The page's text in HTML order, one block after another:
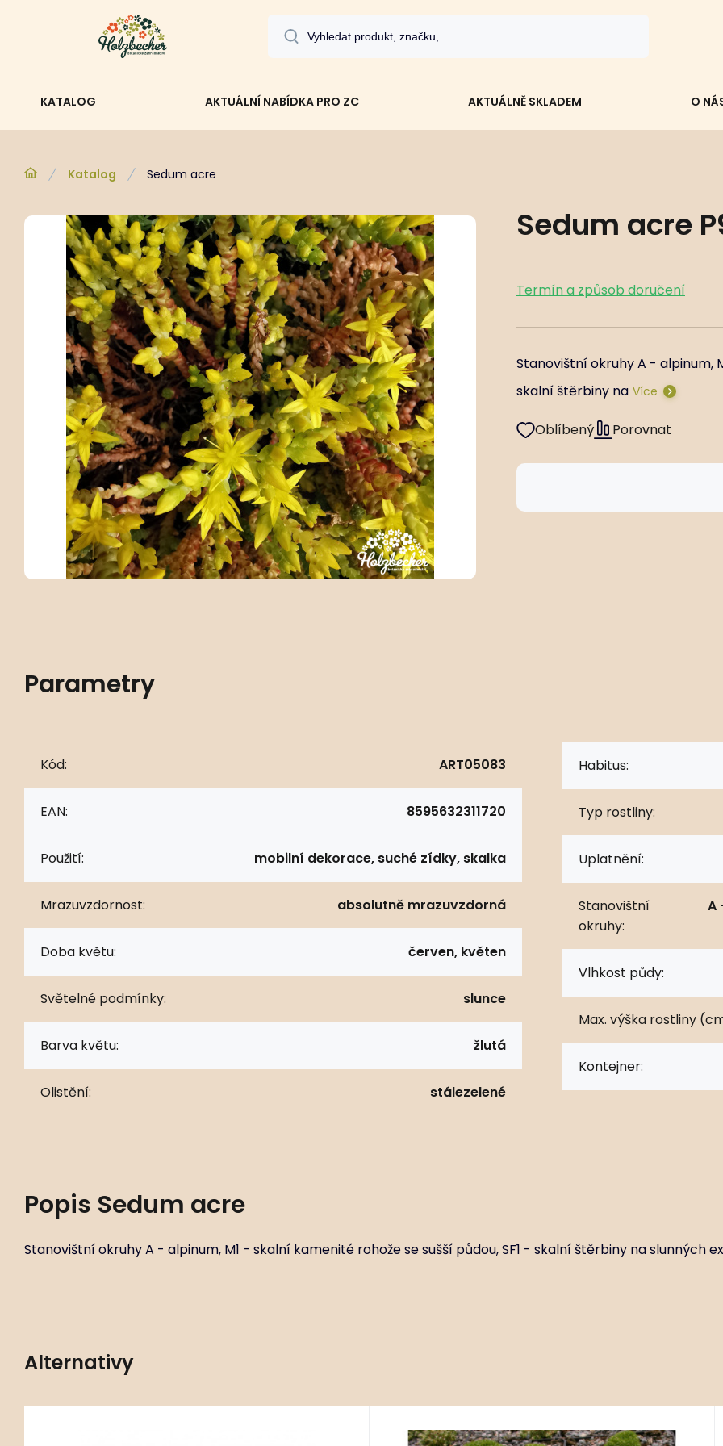
KATALOG AKTUÁLNÍ NABÍDKA PRO ZC AKTUÁLNĚ SKLADEM O
Katalog Sedum acre
Sedum acre
Termín a způsob doručení
Stanovištní okruhy A - alpinum,
skalní štěrbiny na Více
Oblíbený Porovnat
Parametry
Kód: ART05083
EAN: 8595632311720
Použití: mobilní dekorace, suché zídky, skalka
Mrazuvzdornost: absolutně mrazuvzdorná
Doba květu: červen, květen
Světelné podmínky: slunce
Barva květu: žlutá
Olistění: stálezelené
Habitus:
Typ rostliny:
Uplatnění:
Stanovištní
okruhy:
A
Vlhkost půdy:
Max. výška rostliny
Kontejner:
Popis Sedum acre
Stanovištní okruhy A - alpinum, M1 - skalní kamenité rohože se sušší půdou, SF1 - skalní štěrbiny na slunných
Alternativy
Kód:ART02246